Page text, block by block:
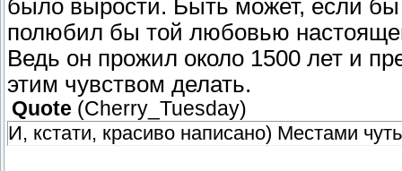
было вырости. Быть может, если
полюбил бы той любовью
Ведь он прожил около 1500 лет и
этим чувством делать.
Quote (Cherry_Tuesday)
И, кстати, красиво написано) Местами